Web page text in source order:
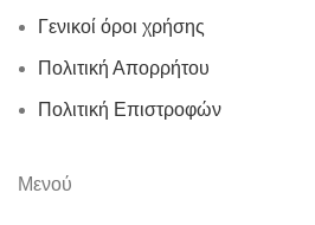
Γενικοί όροι χρήσης
Πολιτική Απορρήτου
Πολιτική Επιστροφών
Μενού